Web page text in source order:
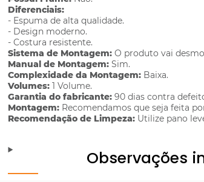
Diferenciais:
- Espuma de alta qualidade.
- Design moderno.
- Costura resistente.
Sistema de Montagem: O produto vai
Manual de Montagem: Sim.
Complexidade da Montagem: Baixa.
Volumes: 1 Volume.
Garantia do fabricante: 90 dias contra
Montagem: Recomendamos que seja feita
Recomendação de Limpeza: Utilize pano
Observações